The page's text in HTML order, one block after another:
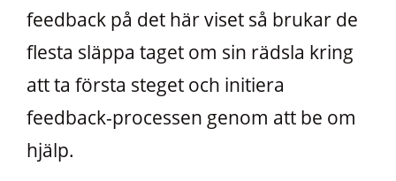
feedback på det här viset så brukar de
flesta släppa taget om sin rädsla kring
att ta första steget och initiera
feedback-processen genom att be om
hjälp.